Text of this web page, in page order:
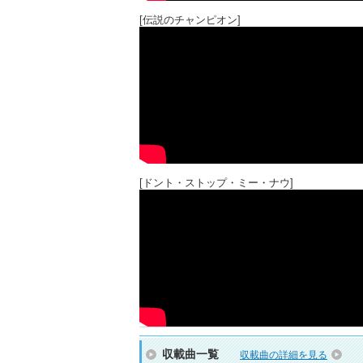
[伝説のチャンピオン]
[ドント・ストップ・ミー・ナウ]
収載曲一覧 収載曲の詳細を見る